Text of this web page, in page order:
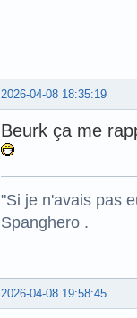
2026-04-08 18:35:19
Beurk ça me
"Si je n'avais pas
Spanghero .
2026-04-08 19:58:45